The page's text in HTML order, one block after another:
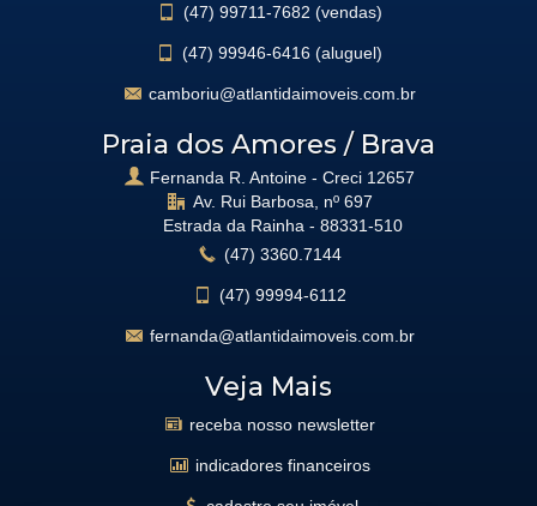
(47) 99711-7682 (vendas)
(47) 99946-6416 (aluguel)
camboriu@atlantidaimoveis.com.br
Praia dos Amores / Brava
Fernanda R. Antoine - Creci 12657
Av. Rui Barbosa, nº 697
Estrada da Rainha - 88331-510
(47) 3360.7144
(47) 99994-6112
fernanda@atlantidaimoveis.com.br
Veja Mais
receba nosso newsletter
indicadores financeiros